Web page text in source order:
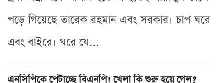
পড়ে গিয়েছে তারেক রহমান এবং সরকার। চাপ ঘরে
এবং বাইরে। ঘরে যে...
এনসিপিকে পেটাচ্ছে বিএনপি! খেলা কি শুরু হয়ে গেল?